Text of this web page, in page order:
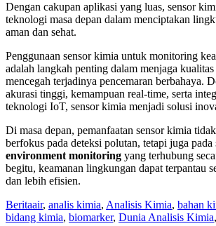
Dengan cakupan aplikasi yang luas, sensor
teknologi masa depan dalam menciptakan
aman dan sehat.
Penggunaan sensor kimia untuk monitoring
adalah langkah penting dalam menjaga kualitas
mencegah terjadinya pencemaran berbahaya.
akurasi tinggi, kemampuan real-time, serta
teknologi IoT, sensor kimia menjadi solusi
Di masa depan, pemanfaatan sensor kimia
berfokus pada deteksi polutan, tetapi juga pada
environment monitoring yang terhubung
begitu, keamanan lingkungan dapat terpantau
dan lebih efisien.
Beritaair, analis kimia, Analisis Kimia, bahan
bidang kimia, biomarker, Dunia Analisis Kimia,